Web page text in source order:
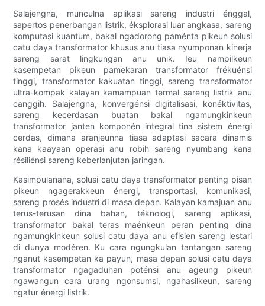
Salajengna, munculna aplikasi sareng industri énggal,
sapertos penerbangan listrik, éksplorasi luar angkasa, sareng
komputasi kuantum, bakal ngadorong paménta pikeun solusi
catu daya transformator khusus anu tiasa nyumponan kinerja
sareng sarat lingkungan anu unik. Ieu nampilkeun
kasempetan pikeun pamekaran transformator frékuénsi
tinggi, transformator kakuatan tinggi, sareng transformator
ultra-kompak kalayan kamampuan termal sareng listrik anu
canggih. Salajengna, konvergénsi digitalisasi, konéktivitas,
sareng kecerdasan buatan bakal ngamungkinkeun
transformator janten komponén integral tina sistem énergi
cerdas, dimana aranjeunna tiasa adaptasi sacara dinamis
kana kaayaan operasi anu robih sareng nyumbang kana
résiliénsi sareng keberlanjutan jaringan.
Kasimpulanana, solusi catu daya transformator penting pisan
pikeun ngagerakkeun énergi, transportasi, komunikasi,
sareng prosés industri di masa depan. Kalayan kamajuan anu
terus-terusan dina bahan, téknologi, sareng aplikasi,
transformator bakal teras maénkeun peran penting dina
ngamungkinkeun solusi catu daya anu efisien sareng lestari
di dunya modéren. Ku cara ngungkulan tantangan sareng
nganut kasempetan ka payun, masa depan solusi catu daya
transformator ngagaduhan poténsi anu ageung pikeun
ngawangun cara urang ngonsumsi, ngahasilkeun, sareng
ngatur énergi listrik.